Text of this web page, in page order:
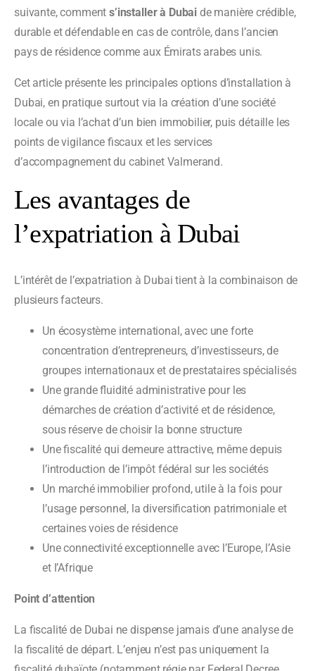
suivante, comments’installer à Dubai de manière crédible,
durable et défendable en cas de contrôle, dans l’ancien
pays de résidence comme aux Émirats arabes unis.
Cet article présente les principales options d’installation à
Dubai, en pratique surtout via la création d’une société
locale ou via l’achat d’un bien immobilier, puis détaille les
points de vigilance fiscaux et les services
d’accompagnement du cabinet Valmerand.
Les avantages de
l’expatriation à Dubai
L’intérêt de l’expatriation à Dubai tient à la combinaison de
plusieurs facteurs.
Un écosystème international, avec une forte
concentration d’entrepreneurs, d’investisseurs, de
groupes internationaux et de prestataires spécialisés
Une grande fluidité administrative pour les
démarches de création d’activité et de résidence,
sous réserve de choisir la bonne structure
Une fiscalité qui demeure attractive, même depuis
l’introduction de l’impôt fédéral sur les sociétés
Un marché immobilier profond, utile à la fois pour
l’usage personnel, la diversification patrimoniale et
certaines voies de résidence
Une connectivité exceptionnelle avec l’Europe, l’Asie
et l’Afrique
Point d’attention
La fiscalité de Dubai ne dispense jamais d’une analyse de
la fiscalité de départ. L’enjeu n’est pas uniquement la